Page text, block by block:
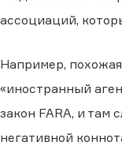
ассоциаций,
Например,
«иностранный
закон FARA, и там
негативной